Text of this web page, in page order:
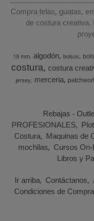
Compra telas, guatas,
de costura
18 mm algodón bolsos
costura costura
jersey merceria
Rebajas -
PROFESIONALES
Costura Maquinas de
mochilas Cursos
Libros y
Ir arriba Contáctanos
Condiciones de Compra